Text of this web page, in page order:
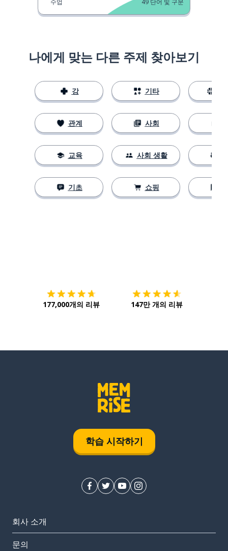
나에게 맞는 다른 주제 찾아보기
강
관계
교육
기초
기타
사회
사회 생활
쇼핑
177,000개의 리뷰 147만 개의 리뷰
학습 시작하기
회사 소개
문의